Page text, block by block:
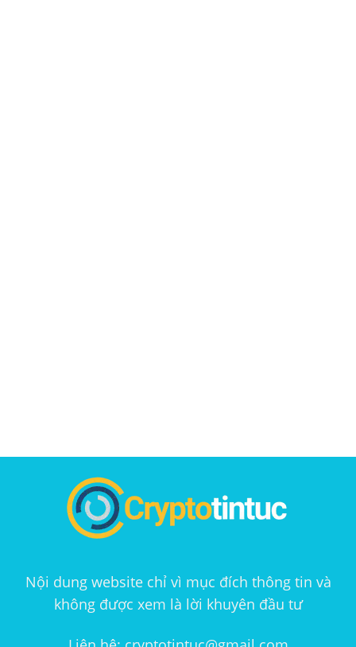
Nội dung website chỉ vì mục đích thông tin và
không được xem là lời khuyên đầu tư